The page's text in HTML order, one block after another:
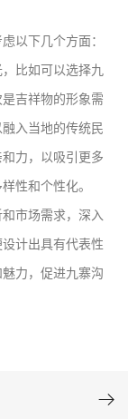
以下几个方面：
比如可以选择九
吉祥物的形象需
入当地的传统民
力，以吸引更多
性和个性化。
市场需求，深入
计出具有代表性
力，促进九寨沟
